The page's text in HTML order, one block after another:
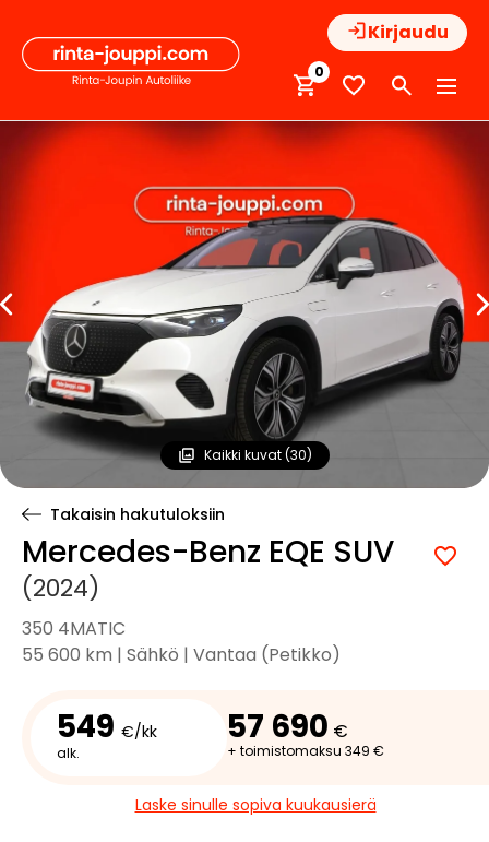
sisältöön
Kirjaudu
0
Kaikki kuvat (30)
Takaisin hakutuloksiin
Mercedes-Benz EQE SUV
(2024)
350 4MATIC
55 600 km | Sähkö | Vantaa (Petikko)
549 €/kk
alk.
57 690 €
+ toimistomaksu 349 €
Laske sinulle sopiva kuukausierä